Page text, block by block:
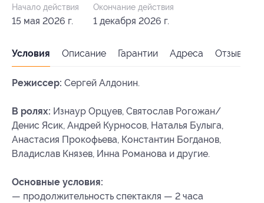
Начало действия
15 мая 2026 г.
Окончание действия
1 декабря 2026 г.
Условия Описание Гарантии Адреса Отзывы
Режиссер: Сергей Алдонин.
В ролях: Изнаур Орцуев, Святослав Рогожан/
Денис Ясик, Андрей Курносов, Наталья Булыга,
Анастасия Прокофьева, Константин Богданов,
Владислав Князев, Инна Романова и другие.
Основные условия:
— продолжительность спектакля — 2 часа